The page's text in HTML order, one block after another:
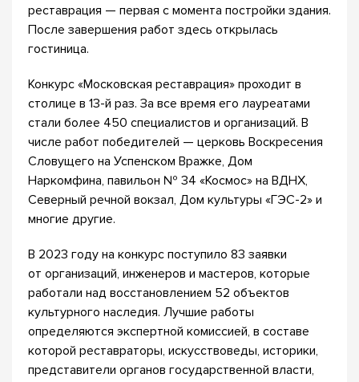
реставрация — первая с момента постройки здания.
После завершения работ здесь открылась
гостиница.
Конкурс «Московская реставрация» проходит в
столице в 13-й раз. За все время его лауреатами
стали более 450 специалистов и организаций. В
числе работ победителей — церковь Воскресения
Словущего на Успенском Вражке, Дом
Наркомфина, павильон № 34 «Космос» на ВДНХ,
Северный речной вокзал, Дом культуры «ГЭС-2» и
многие другие.
В 2023 году на конкурс поступило 83 заявки
от организаций, инженеров и мастеров, которые
работали над восстановлением 52 объектов
культурного наследия. Лучшие работы
определяются экспертной комиссией, в составе
которой реставраторы, искусствоведы, историки,
представители органов государственной власти,